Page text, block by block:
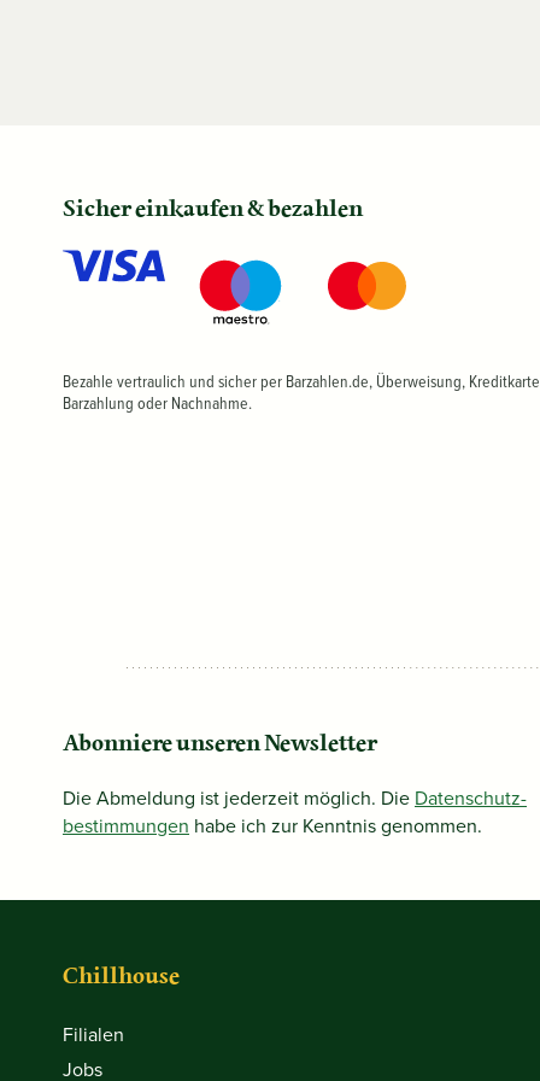
Sicher einkaufen & bezahlen
Bezahle vertraulich und sicher per Barzahlen.de, Überweisung,
Barzahlung oder Nachnahme.
Abonniere unseren Newsletter
Die Abmeldung ist jederzeit möglich. Die Datenschutz­
bestimmungen habe ich zur Kenntnis genommen.
Chillhouse
Filialen
Jobs